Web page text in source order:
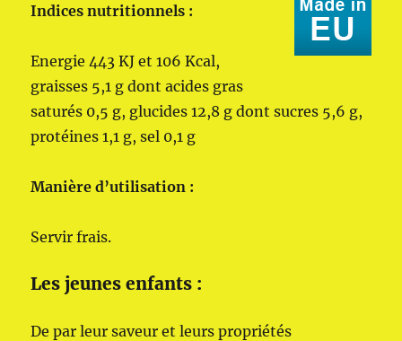
Indices nutritionnels :
Energie 443 KJ et 106 Kcal,
graisses 5,1 g dont acides gras
saturés 0,5 g, glucides 12,8 g dont sucres 5,6 g,
protéines 1,1 g, sel 0,1 g
Manière d’utilisation :
Servir frais.
Les jeunes enfants :
De par leur saveur et leurs propriétés